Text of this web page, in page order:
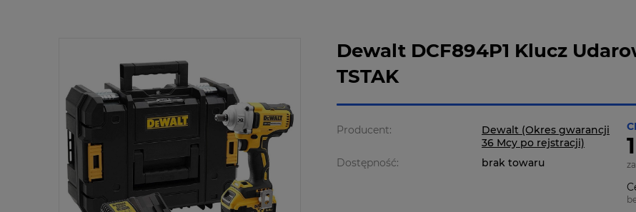
Dewalt DCF894P1 Klucz
TSTAK
Producent:
Dewalt (Okres gwarancji
36 Mcy po rejstracji)
Dostępność:
brak towaru